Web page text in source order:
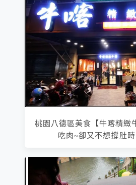
桃園八德區美食【牛喀精緻
吃肉~卻又不想撐肚時